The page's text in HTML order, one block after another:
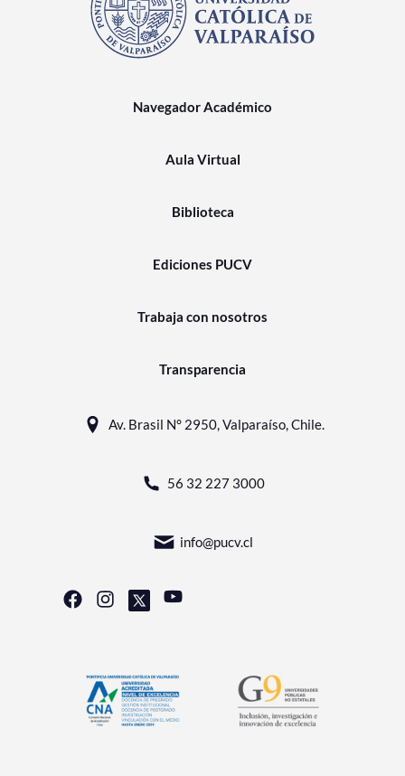
Navegador Académico
Aula Virtual
Biblioteca
Ediciones PUCV
Trabaja con nosotros
Transparencia
Av. Brasil N° 2950, Valparaíso, Chile.
56 32 227 3000
info@pucv.cl